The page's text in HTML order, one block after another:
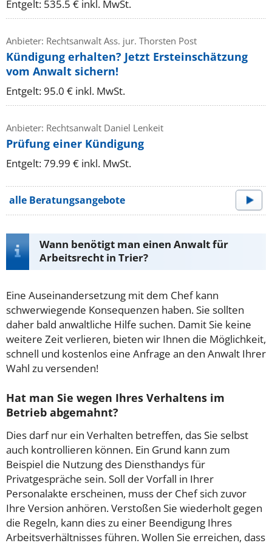
Entgelt: 535.5 € inkl. MwSt.
Anbieter: Rechtsanwalt Ass. jur. Thorsten Post
Kündigung erhalten? Jetzt Ersteinschätzung
vom Anwalt sichern!
Entgelt: 95.0 € inkl. MwSt.
Anbieter: Rechtsanwalt Daniel Lenkeit
Prüfung einer Kündigung
Entgelt: 79.99 € inkl. MwSt.
alle Beratungsangebote
Wann benötigt man einen Anwalt für
Arbeitsrecht in Trier?
Eine Auseinandersetzung mit dem Chef kann
schwerwiegende Konsequenzen haben. Sie sollten
daher bald anwaltliche Hilfe suchen. Damit Sie keine
weitere Zeit verlieren, bieten wir Ihnen die Möglichkeit,
schnell und kostenlos eine Anfrage an den Anwalt Ihrer
Wahl zu versenden!
Hat man Sie wegen Ihres Verhaltens im
Betrieb abgemahnt?
Dies darf nur ein Verhalten betreffen, das Sie selbst
auch kontrollieren können. Ein Grund kann zum
Beispiel die Nutzung des Diensthandys für
Privatgespräche sein. Soll der Vorfall in Ihrer
Personalakte erscheinen, muss der Chef sich zuvor
Ihre Version anhören. Verstoßen Sie wiederholt gegen
die Regeln, kann dies zu einer Beendigung Ihres
Arbeitsverhältnisses führen. Wollen Sie erreichen, dass